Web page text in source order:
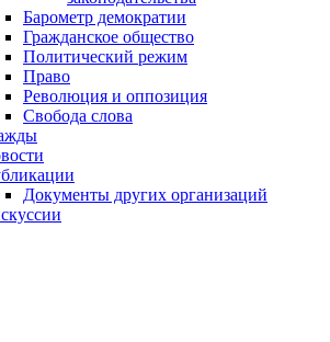
Барометр демократии
Гражданское общество
Политический режим
Право
Революция и оппозиция
Свобода слова
Документы других организаций